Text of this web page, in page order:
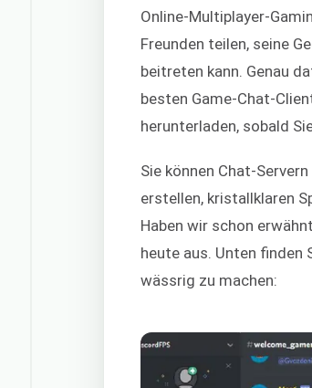
Online-Multiplayer-
Freunden teilen, seine
beitreten kann. Genau
besten Game-Chat-
herunterladen, sobald
Sie können Chat-
erstellen, kristallklaren
Haben wir schon
heute aus. Unten finden
wässrig zu machen: